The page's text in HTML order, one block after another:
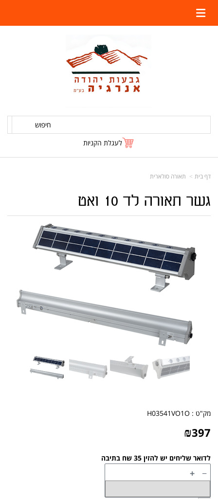
חיפוש
לעגלת הקניות
דף בית תאורה סולארית
גשר תאורה לד 10 ואט
מק"ט : H03541VO1O
₪397
לדואר שליחים יש להזין 35 שח בתיבה
−
+